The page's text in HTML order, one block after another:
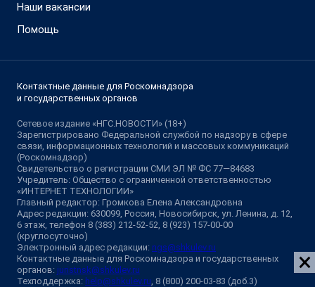
Наши вакансии
Помощь
Контактные данные для Роскомнадзора
и государственных органов
Сетевое издание «НГС.НОВОСТИ» (18+)
Зарегистрировано Федеральной службой по надзору в сфере
связи, информационных технологий и массовых коммуникаций
(Роскомнадзор)
Свидетельство о регистрации СМИ ЭЛ № ФС 77—84683
Учредитель: Общество с ограниченной ответственностью
«ИНТЕРНЕТ ТЕХНОЛОГИИ»
Главный редактор: Громкова Елена Александровна
Адрес редакции: 630099, Россия, Новосибирск, ул. Ленина, д. 12,
6 этаж, телефон 8 (383) 212-52-52, 8 (923) 157-00-00
(круглосуточно)
Электронный адрес редакции: ngs@shkulev.ru
Контактные данные для Роскомнадзора и государственных
органов: juristnsk@shkulev.ru
Техподдержка: help@shkulev.ru, 8 (800) 200-03-83 (доб.3)